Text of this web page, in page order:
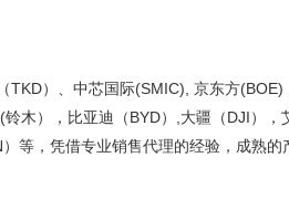
）、中芯国际(SMIC), 京东方(BOE)
木），比亚迪（BYD）,大疆（DJI），
等，凭借专业销售代理的经验，成熟的